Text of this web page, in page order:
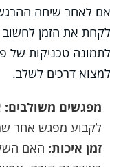
אם לאחר שיחה
לקחת את הזמן לחשוב
לתמונה טכניקות של
למצוא דרכים לשלב.
מפגשים משולבים:
לקבוע מפגש אחר
זמן איכות: האם